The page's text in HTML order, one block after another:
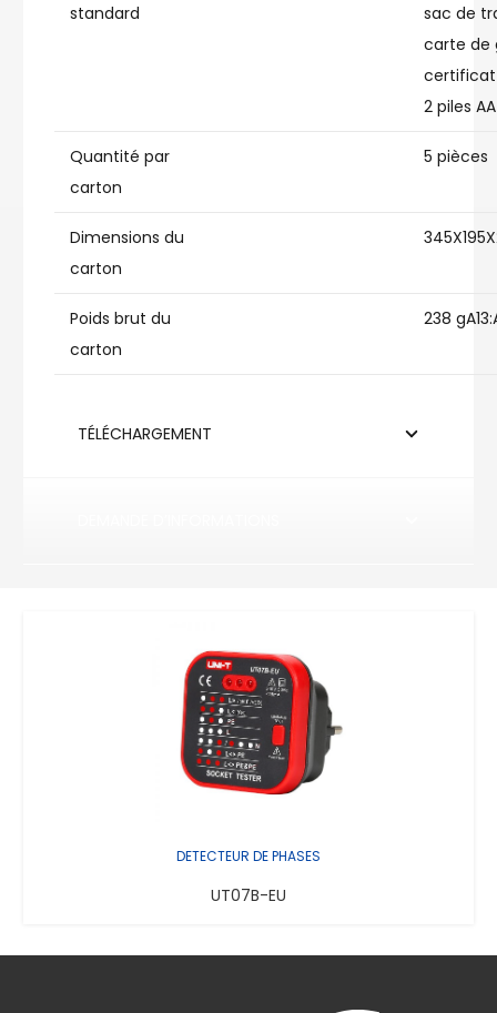
standard
sac de
carte de
certificat
2 piles
Quantité par
carton
5 pièces
Dimensions du
carton
Poids brut du
carton
238
TÉLÉCHARGEMENT
DETECTEUR DE PHASES
UT07B-EU